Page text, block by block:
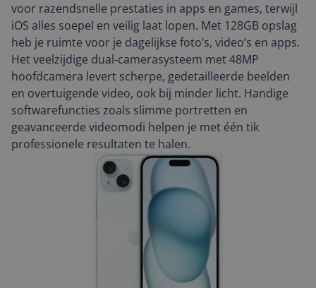
voor razendsnelle prestaties in apps en games, terwijl
iOS alles soepel en veilig laat lopen. Met 128GB opslag
heb je ruimte voor je dagelijkse foto’s, video’s en apps.
Het veelzijdige dual‑camerasysteem met 48MP
hoofdcamera levert scherpe, gedetailleerde beelden
en overtuigende video, ook bij minder licht. Handige
softwarefuncties zoals slimme portretten en
geavanceerde videomodi helpen je met één tik
professionele resultaten te halen.